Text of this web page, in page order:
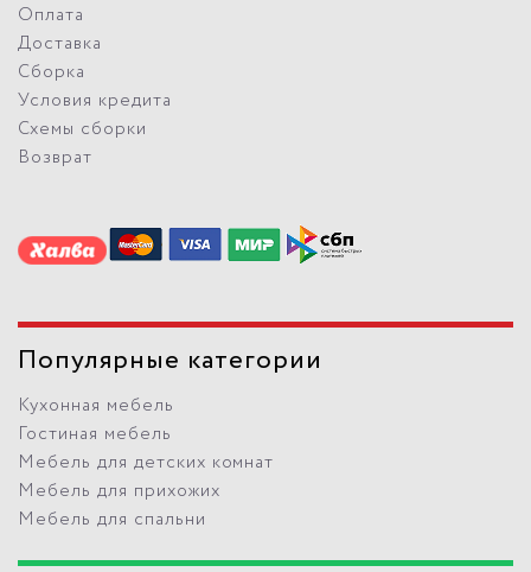
Оплата
Доставка
Сборка
Условия кредита
Схемы сборки
Возврат
Популярные категории
Кухонная мебель
Гостиная мебель
Мебель для детских комнат
Мебель для прихожих
Мебель для спальни